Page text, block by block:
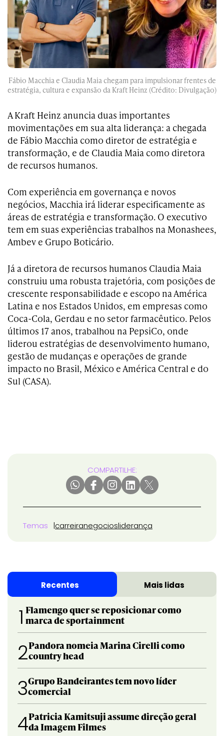
Fábio Macchia e Claudia Maia chegam para impulsionar frentes de
estratégia, cultura e expansão da Kraft Heinz (Crédito: Divulgação)
A Kraft Heinz anuncia duas importantes
movimentações em sua alta liderança: a chegada
de Fábio Macchia como diretor de estratégia e
transformação, e de Claudia Maia como diretora
de recursos humanos.
Com experiência em governança e novos
negócios, Macchia irá liderar especificamente as
áreas de estratégia e transformação. O executivo
tem em suas experiências trabalhos na Monashees,
Ambev e Grupo Boticário.
Já a diretora de recursos humanos Claudia Maia
construiu uma robusta trajetória, com posições de
crescente responsabilidade e escopo na América
Latina e nos Estados Unidos, em empresas como
Coca-Cola, Gerdau e no setor farmacêutico. Pelos
últimos 17 anos, trabalhou na PepsiCo, onde
liderou estratégias de desenvolvimento humano,
gestão de mudanças e operações de grande
impacto no Brasil, México e América Central e do
Sul (CASA).
COMPARTILHE:
Temas carreiranegociosliderança
Recentes Mais lidas
1 Flamengo quer se reposicionar como
marca de sportainment
2Pandora nomeia Marina Cirelli como
country head
3Grupo Bandeirantes tem novo líder
comercial
4Patricia Kamitsuji assume direção geral
da Imagem Filmes